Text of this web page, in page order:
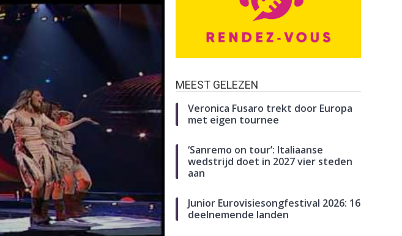
MEEST GELEZEN
Veronica Fusaro trekt door Europa
met eigen tournee
‘Sanremo on tour’: Italiaanse
wedstrijd doet in 2027 vier steden
aan
Junior Eurovisiesongfestival 2026: 16
deelnemende landen